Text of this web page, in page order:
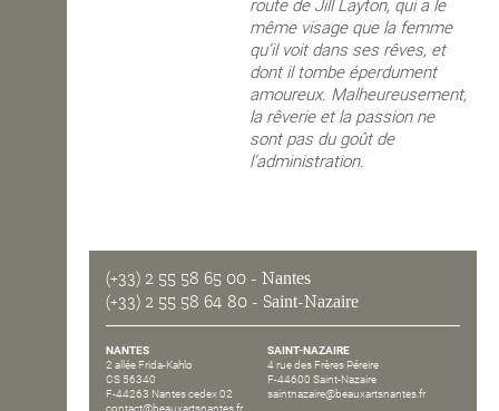
route de Jill Layton, qui a le
même visage que la femme
qu’il voit dans ses rêves, et
dont il tombe éperdument
amoureux. Malheureusement,
la rêverie et la passion ne
sont pas du goût de
l’administration.
(+33) 2 55 58 65 00 - Nantes
(+33) 2 55 58 64 80 - Saint-Nazaire
NANTES
2 allée Frida-Kahlo
CS 56340
F-44263 Nantes cedex 02
SAINT-NAZAIRE
4 rue des Frères Péreire
F-44600 Saint-Nazaire
saintnazaire@beauxartsnantes.fr